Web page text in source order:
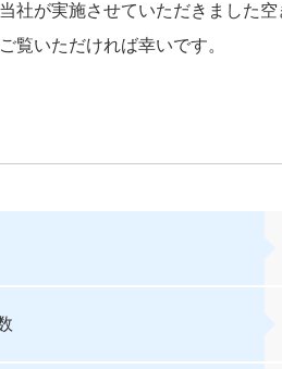
社が実施させていただきました
覧いただければ幸いです。